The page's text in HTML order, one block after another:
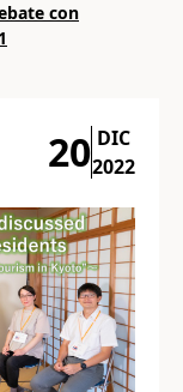
con
20 DIC
2022